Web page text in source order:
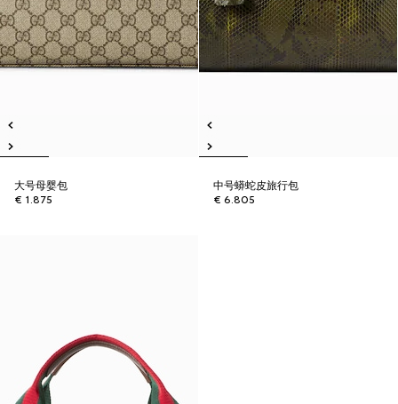
大号母婴包
€ 1.875
中号蟒蛇皮旅行包
€ 6.805